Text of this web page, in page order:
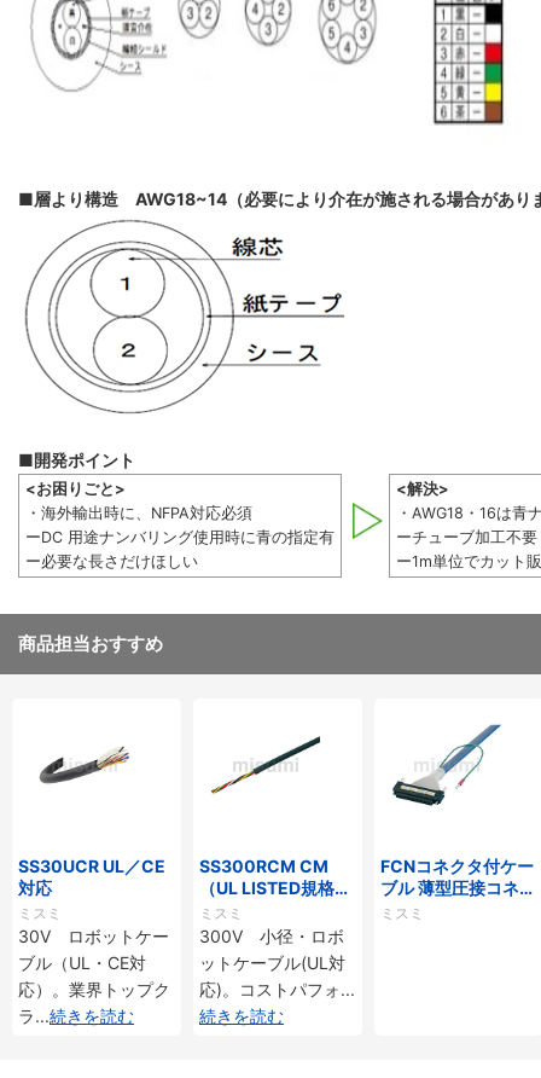
■層より構造 AWG18~14（必要により介在が施される場合があり
■開発ポイント
<お困りごと>
・海外輸出時に、NFPA対応必須
ーDC 用途ナンバリング使用時に青の指定有
ー必要な長さだけほしい
<解決>
・AWG18・16は青
ーチューブ加工不要
ー1m単位でカット
商品担当おすすめ
SS30UCR UL／CE
対応
ミスミ
30V ロボットケー
ブル（UL・CE対
応）。業界トップク
ラ...続きを読む
SS300RCM CM
（UL LISTED規格・
NEPA対応） 小径
ミスミ
300V 小径・ロボ
ットケーブル(UL対
応)。コストパフォ...
続きを読む
FCNコネクタ付ケー
ブル 薄型圧接コネク
タタイプ
ミスミ